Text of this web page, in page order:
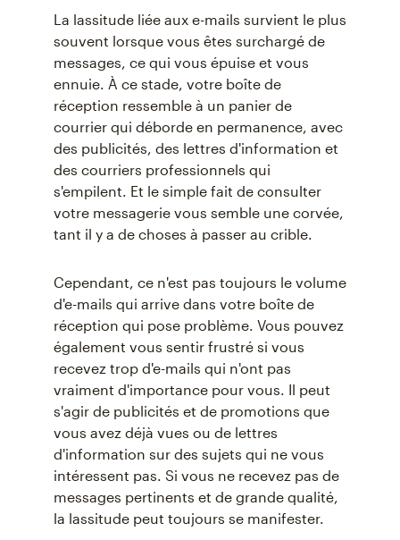
La lassitude liée aux e-mails survient le plus
souvent lorsque vous êtes surchargé de
messages, ce qui vous épuise et vous
ennuie. À ce stade, votre boîte de
réception ressemble à un panier de
courrier qui déborde en permanence, avec
des publicités, des lettres d'information et
des courriers professionnels qui
s'empilent. Et le simple fait de consulter
votre messagerie vous semble une corvée,
tant il y a de choses à passer au crible.
Cependant, ce n'est pas toujours le volume
d'e-mails qui arrive dans votre boîte de
réception qui pose problème. Vous pouvez
également vous sentir frustré si vous
recevez trop d'e-mails qui n'ont pas
vraiment d'importance pour vous. Il peut
s'agir de publicités et de promotions que
vous avez déjà vues ou de lettres
d'information sur des sujets qui ne vous
intéressent pas. Si vous ne recevez pas de
messages pertinents et de grande qualité,
la lassitude peut toujours se manifester.